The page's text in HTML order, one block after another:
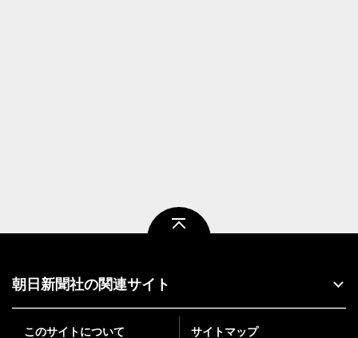
朝日新聞社の関連サイト
このサイトについて サイトマップ